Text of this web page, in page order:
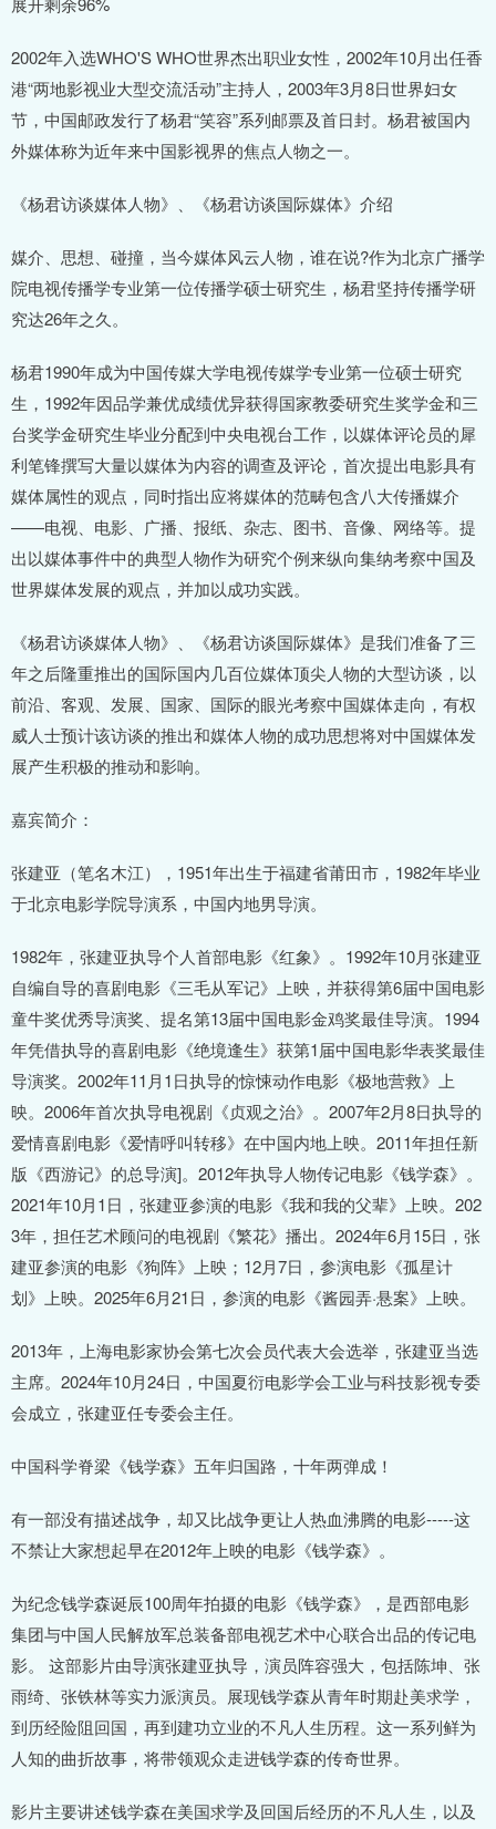
2002年入选WHO'S WHO世界杰出职业女性，2002年10月出任香
港“两地影视业大型交流活动”主持人，2003年3月8日世界妇女
节，中国邮政发行了杨君“笑容”系列邮票及首日封。杨君被国内
外媒体称为近年来中国影视界的焦点人物之一。
《杨君访谈媒体人物》、《杨君访谈国际媒体》介绍
媒介、思想、碰撞，当今媒体风云人物，谁在说?作为北京广播学
院电视传播学专业第一位传播学硕士研究生，杨君坚持传播学研
究达26年之久。
杨君1990年成为中国传媒大学电视传媒学专业第一位硕士研究
生，1992年因品学兼优成绩优异获得国家教委研究生奖学金和三
台奖学金研究生毕业分配到中央电视台工作，以媒体评论员的犀
利笔锋撰写大量以媒体为内容的调查及评论，首次提出电影具有
媒体属性的观点，同时指出应将媒体的范畴包含八大传播媒介
——电视、电影、广播、报纸、杂志、图书、音像、网络等。提
出以媒体事件中的典型人物作为研究个例来纵向集纳考察中国及
世界媒体发展的观点，并加以成功实践。
《杨君访谈媒体人物》、《杨君访谈国际媒体》是我们准备了三
年之后隆重推出的国际国内几百位媒体顶尖人物的大型访谈，以
前沿、客观、发展、国家、国际的眼光考察中国媒体走向，有权
威人士预计该访谈的推出和媒体人物的成功思想将对中国媒体发
展产生积极的推动和影响。
嘉宾简介：
张建亚（笔名木江），1951年出生于福建省莆田市，1982年毕业
于北京电影学院导演系，中国内地男导演。
1982年，张建亚执导个人首部电影《红象》。1992年10月张建亚
自编自导的喜剧电影《三毛从军记》上映，并获得第6届中国电影
童牛奖优秀导演奖、提名第13届中国电影金鸡奖最佳导演。1994
年凭借执导的喜剧电影《绝境逢生》获第1届中国电影华表奖最佳
导演奖。2002年11月1日执导的惊悚动作电影《极地营救》上
映。2006年首次执导电视剧《贞观之治》。2007年2月8日执导的
爱情喜剧电影《爱情呼叫转移》在中国内地上映。2011年担任新
版《西游记》的总导演]。2012年执导人物传记电影《钱学森》。
2021年10月1日，张建亚参演的电影《我和我的父辈》上映。202
3年，担任艺术顾问的电视剧《繁花》播出。2024年6月15日，张
建亚参演的电影《狗阵》上映；12月7日，参演电影《孤星计
划》上映。2025年6月21日，参演的电影《酱园弄·悬案》上映。
2013年，上海电影家协会第七次会员代表大会选举，张建亚当选
主席。2024年10月24日，中国夏衍电影学会工业与科技影视专委
会成立，张建亚任专委会主任。
中国科学脊梁《钱学森》五年归国路，十年两弹成！
有一部没有描述战争，却又比战争更让人热血沸腾的电影-----这
不禁让大家想起早在2012年上映的电影《钱学森》。
为纪念钱学森诞辰100周年拍摄的电影《钱学森》，是西部电影
集团与中国人民解放军总装备部电视艺术中心联合出品的传记电
影。 这部影片由导演张建亚执导，演员阵容强大，包括陈坤、张
雨绮、张铁林等实力派演员。展现钱学森从青年时期赴美求学，
到历经险阻回国，再到建功立业的不凡人生历程。这一系列鲜为
人知的曲折故事，将带领观众走进钱学森的传奇世界。
影片主要讲述钱学森在美国求学及回国后经历的不凡人生，以及